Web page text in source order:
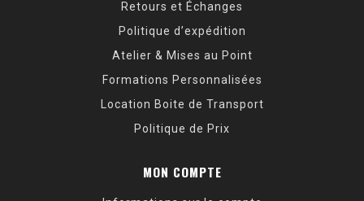
Retours et Échanges
Politique d’expédition
Atelier & Mises au Point
Formations Personnalisées
Location Boite de Transport
Politique de Prix
MON COMPTE